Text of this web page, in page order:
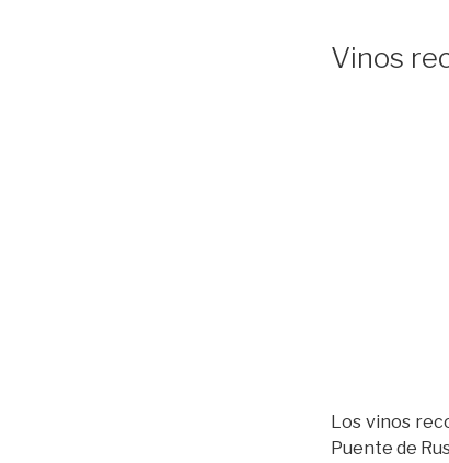
Vinos
Los vinos
Puente de